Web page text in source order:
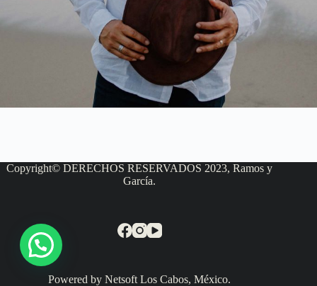
Copyright© DERECHOS RESERVADOS 2023, Ramos y
García.
Powered by Netsoft Los Cabos, México.